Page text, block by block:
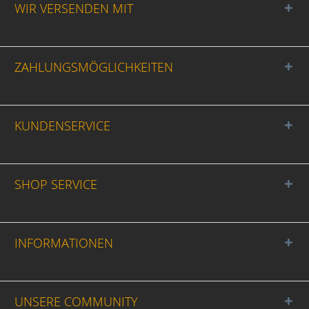
WIR VERSENDEN MIT
ZAHLUNGSMÖGLICHKEITEN
KUNDENSERVICE
SHOP SERVICE
INFORMATIONEN
UNSERE COMMUNITY